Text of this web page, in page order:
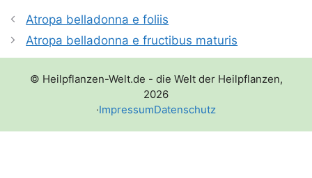
Atropa belladonna e foliis
Atropa belladonna e fructibus maturis
© Heilpflanzen-Welt.de - die Welt der Heilpflanzen,
2026
·ImpressumDatenschutz